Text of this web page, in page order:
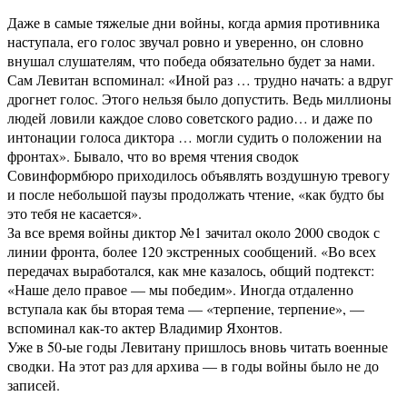
Даже в самые тяжелые дни войны, когда армия противника
наступала, его голос звучал ровно и уверенно, он словно
внушал слушателям, что победа обязательно будет за нами.
Сам Левитан вспоминал: «Иной раз … трудно начать: а вдруг
дрогнет голос. Этого нельзя было допустить. Ведь миллионы
людей ловили каждое слово советского радио… и даже по
интонации голоса диктора … могли судить о положении на
фронтах». Бывало, что во время чтения сводок
Совинформбюро приходилось объявлять воздушную тревогу
и после небольшой паузы продолжать чтение, «как будто бы
это тебя не касается».
За все время войны диктор №1 зачитал около 2000 сводок с
линии фронта, более 120 экстренных сообщений. «Во всех
передачах выработался, как мне казалось, общий подтекст:
«Наше дело правое — мы победим». Иногда отдаленно
вступала как бы вторая тема — «терпение, терпение», —
вспоминал как-то актер Владимир Яхонтов.
Уже в 50-ые годы Левитану пришлось вновь читать военные
сводки. На этот раз для архива — в годы войны было не до
записей.